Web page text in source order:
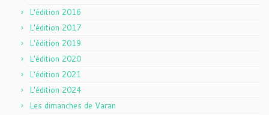
L'édition 2016
L'édition 2017
L'édition 2019
L'édition 2020
L'édition 2021
L'édition 2024
Les dimanches de Varan